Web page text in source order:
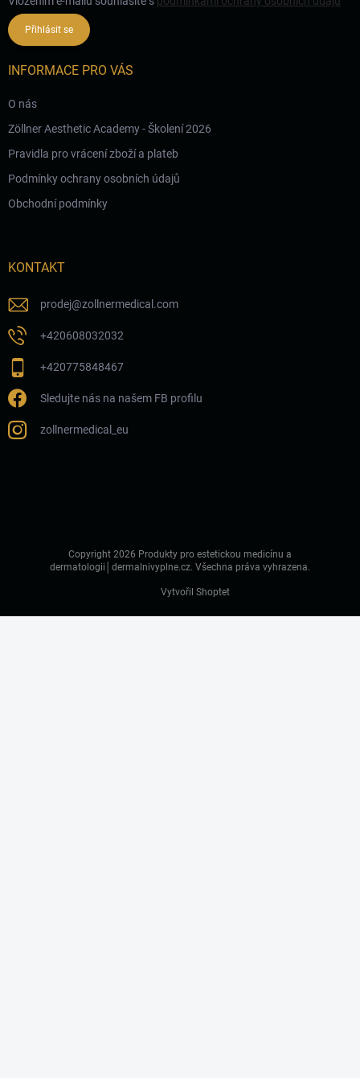
Přihlásit se
INFORMACE PRO VÁS
O nás
Zöllner Aesthetic Academy - Školení 2026
Pravidla pro vrácení zboží a plateb
Podmínky ochrany osobních údajů
Obchodní podmínky
KONTAKT
prodej@zollnermedical.com
+420608032032
+420775848467
Sledujte nás na našem FB profilu
zollnermedical_eu
Vytvořil Shoptet
Copyright 2026 Produkty pro estetickou medicínu a
dermatologii│dermalnivyplne.cz. Všechna práva vyhrazena.